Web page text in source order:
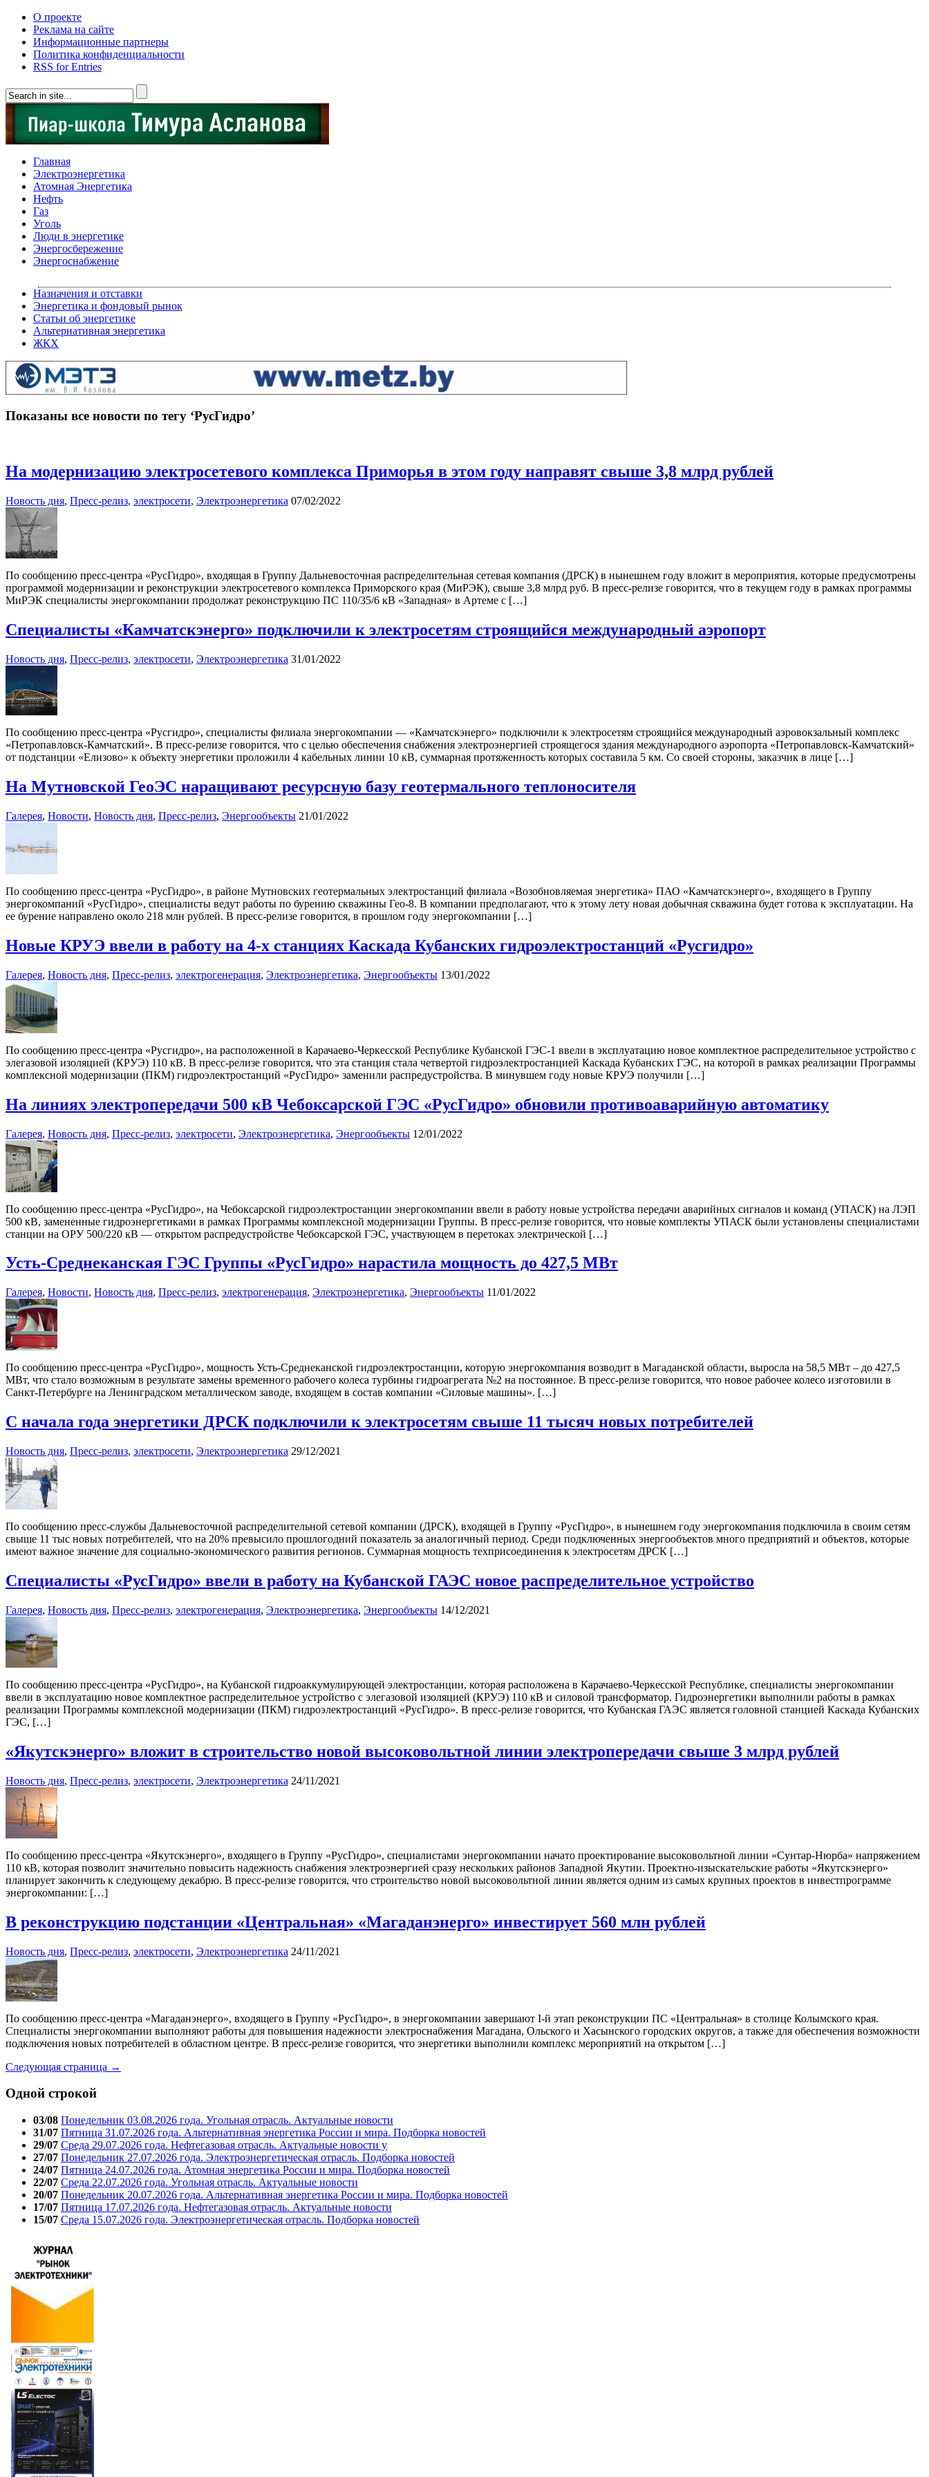
О проекте
Реклама на сайте
Информационные партнеры
Политика конфиденциальности
RSS for Entries
Главная
Электроэнергетика
Атомная Энергетика
Нефть
Газ
Уголь
Люди в энергетике
Энергосбережение
Энергоснабжение
Назначения и отставки
Энергетика и фондовый рынок
Статьи об энергетике
Альтернативная энергетика
ЖКХ
Показаны все новости по тегу ‘РусГидро’
На модернизацию электросетевого комплекса Приморья в этом году направят свыше 3,8 млрд рублей
Новость дня, Пресс-релиз, электросети, Электроэнергетика 07/02/2022
По сообщению пресс-центра «РусГидро», входящая в Группу Дальневосточная распределительная сетевая компания (ДРСК) в нынешнем году вложит в мероприятия, которые предусмотрены
программой модернизации и реконструкции электросетевого комплекса Приморского края (МиРЭК), свыше 3,8 млрд руб. В пресс-релизе говорится, что в текущем году в рамках программы
МиРЭК специалисты энергокомпании продолжат реконструкцию ПС 110/35/6 кВ «Западная» в Артеме с […]
Специалисты «Камчатскэнерго» подключили к электросетям строящийся международный аэропорт
Новость дня, Пресс-релиз, электросети, Электроэнергетика 31/01/2022
По сообщению пресс-центра «Русгидро», специалисты филиала энергокомпании — «Камчатскэнерго» подключили к электросетям строящийся международный аэровокзальный комплекс
«Петропавловск-Камчатский». В пресс-релизе говорится, что с целью обеспечения снабжения электроэнергией строящегося здания международного аэропорта «Петропавловск-Камчатский»
от подстанции «Елизово» к объекту энергетики проложили 4 кабельных линии 10 кВ, суммарная протяженность которых составила 5 км. Со своей стороны, заказчик в лице […]
На Мутновской ГеоЭС наращивают ресурсную базу геотермального теплоносителя
Галерея, Новости, Новость дня, Пресс-релиз, Энергообъекты 21/01/2022
По сообщению пресс-центра «РусГидро», в районе Мутновских геотермальных электростанций филиала «Возобновляемая энергетика» ПАО «Камчатскэнерго», входящего в Группу
энергокомпаний «РусГидро», специалисты ведут работы по бурению скважины Гео-8. В компании предполагают, что к этому лету новая добычная скважина будет готова к эксплуатации. На
ее бурение направлено около 218 млн рублей. В пресс-релизе говорится, в прошлом году энергокомпании […]
Новые КРУЭ ввели в работу на 4-х станциях Каскада Кубанских гидроэлектростанций «Русгидро»
Галерея, Новость дня, Пресс-релиз, электрогенерация, Электроэнергетика, Энергообъекты 13/01/2022
По сообщению пресс-центра «Русгидро», на расположенной в Карачаево-Черкесской Республике Кубанской ГЭС-1 ввели в эксплуатацию новое комплектное распределительное устройство с
элегазовой изоляцией (КРУЭ) 110 кВ. В пресс-релизе говорится, что эта станция стала четвертой гидроэлектростанцией Каскада Кубанских ГЭС, на которой в рамках реализации Программы
комплексной модернизации (ПКМ) гидроэлектростанций «РусГидро» заменили распредустройства. В минувшем году новые КРУЭ получили […]
На линиях электропередачи 500 кВ Чебоксарской ГЭС «РусГидро» обновили противоаварийную автоматику
Галерея, Новость дня, Пресс-релиз, электросети, Электроэнергетика, Энергообъекты 12/01/2022
По сообщению пресс-центра «РусГидро», на Чебоксарской гидроэлектростанции энергокомпании ввели в работу новые устройства передачи аварийных сигналов и команд (УПАСК) на ЛЭП
500 кВ, замененные гидроэнергетиками в рамках Программы комплексной модернизации Группы. В пресс-релизе говорится, что новые комплекты УПАСК были установлены специалистами
станции на ОРУ 500/220 кВ — открытом распредустройстве Чебоксарской ГЭС, участвующем в перетоках электрической […]
Усть-Среднеканская ГЭС Группы «РусГидро» нарастила мощность до 427,5 МВт
Галерея, Новости, Новость дня, Пресс-релиз, электрогенерация, Электроэнергетика, Энергообъекты 11/01/2022
По сообщению пресс-центра «РусГидро», мощность Усть-Среднеканской гидроэлектростанции, которую энергокомпания возводит в Магаданской области, выросла на 58,5 МВт – до 427,5
МВт, что стало возможным в результате замены временного рабочего колеса турбины гидроагрегата №2 на постоянное. В пресс-релизе говорится, что новое рабочее колесо изготовили в
Санкт-Петербурге на Ленинградском металлическом заводе, входящем в состав компании «Силовые машины». […]
С начала года энергетики ДРСК подключили к электросетям свыше 11 тысяч новых потребителей
Новость дня, Пресс-релиз, электросети, Электроэнергетика 29/12/2021
По сообщению пресс-службы Дальневосточной распределительной сетевой компании (ДРСК), входящей в Группу «РусГидро», в нынешнем году энергокомпания подключила в своим сетям
свыше 11 тыс новых потребителей, что на 20% превысило прошлогодний показатель за аналогичный период. Среди подключенных энергообъектов много предприятий и объектов, которые
имеют важное значение для социально-экономического развития регионов. Суммарная мощность техприсоединения к электросетям ДРСК […]
Специалисты «РусГидро» ввели в работу на Кубанской ГАЭС новое распределительное устройство
Галерея, Новость дня, Пресс-релиз, электрогенерация, Электроэнергетика, Энергообъекты 14/12/2021
По сообщению пресс-центра «РусГидро», на Кубанской гидроаккумулирующей электростанции, которая расположена в Карачаево-Черкесской Республике, специалисты энергокомпании
ввели в эксплуатацию новое комплектное распределительное устройство с элегазовой изоляцией (КРУЭ) 110 кВ и силовой трансформатор. Гидроэнергетики выполнили работы в рамках
реализации Программы комплексной модернизации (ПКМ) гидроэлектростанций «РусГидро». В пресс-релизе говорится, что Кубанская ГАЭС является головной станцией Каскада Кубанских
ГЭС, […]
«Якутскэнерго» вложит в строительство новой высоковольтной линии электропередачи свыше 3 млрд рублей
Новость дня, Пресс-релиз, электросети, Электроэнергетика 24/11/2021
По сообщению пресс-центра «Якутскэнерго», входящего в Группу «РусГидро», специалистами энергокомпании начато проектирование высоковольтной линии «Сунтар-Нюрба» напряжением
110 кВ, которая позволит значительно повысить надежность снабжения электроэнергией сразу нескольких районов Западной Якутии. Проектно-изыскательские работы «Якутскэнерго»
планирует закончить к следующему декабрю. В пресс-релизе говорится, что строительство новой высоковольтной линии является одним из самых крупных проектов в инвестпрограмме
энергокомпании: […]
В реконструкцию подстанции «Центральная» «Магаданэнерго» инвестирует 560 млн рублей
Новость дня, Пресс-релиз, электросети, Электроэнергетика 24/11/2021
По сообщению пресс-центра «Магаданэнерго», входящего в Группу «РусГидро», в энергокомпании завершают I-й этап реконструкции ПС «Центральная» в столице Колымского края.
Специалисты энергокомпании выполняют работы для повышения надежности электроснабжения Магадана, Ольского и Хасынского городских округов, а также для обеспечения возможности
подключения новых потребителей в областном центре. В пресс-релизе говорится, что энергетики выполнили комплекс мероприятий на открытом […]
Следующая страница →
Одной строкой
03/08 Понедельник 03.08.2026 года. Угольная отрасль. Актуальные новости
31/07 Пятница 31.07.2026 года. Альтернативная энергетика России и мира. Подборка новостей
29/07 Среда 29.07.2026 года. Нефтегазовая отрасль. Актуальные новости у
27/07 Понедельник 27.07.2026 года. Электроэнергетическая отрасль. Подборка новостей
24/07 Пятница 24.07.2026 года. Атомная энергетика России и мира. Подборка новостей
22/07 Среда 22.07.2026 года. Угольная отрасль. Актуальные новости
20/07 Понедельник 20.07.2026 года. Альтернативная энергетика России и мира. Подборка новостей
17/07 Пятница 17.07.2026 года. Нефтегазовая отрасль. Актуальные новости
15/07 Среда 15.07.2026 года. Электроэнергетическая отрасль. Подборка новостей